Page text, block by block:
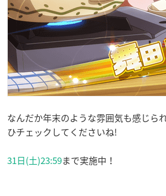
なんだか年末のような雰囲気も感じら
ひチェックしてくださいね!
31日(土)23:59まで実施中！